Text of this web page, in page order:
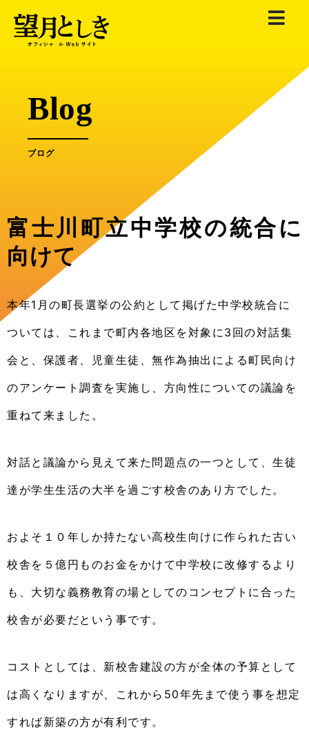
Blog
ブログ
富士川町立中学校の統合に
向けて
本年1月の町長選挙の公約として掲げた中学校統合に
ついては、これまで町内各地区を対象に3回の対話集
会と、保護者、児童生徒、無作為抽出による町民向け
のアンケート調査を実施し、方向性についての議論を
重ねて来ました。
対話と議論から見えて来た問題点の一つとして、生徒
達が学生生活の大半を過ごす校舎のあり方でした。
およそ１０年しか持たない高校生向けに作られた古い
校舎を５億円ものお金をかけて中学校に改修するより
も、大切な義務教育の場としてのコンセプトに合った
校舎が必要だという事です。
コストとしては、新校舎建設の方が全体の予算として
は高くなりますが、これから50年先まで使う事を想定
すれば新築の方が有利です。